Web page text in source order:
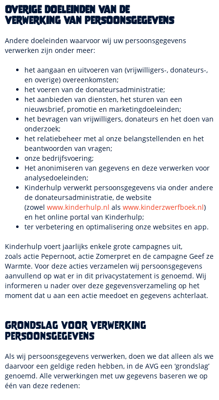
Overige doeleinden van de
verwerking van persoonsgegevens
Andere doeleinden waarvoor wij uw persoonsgegevens
verwerken zijn onder meer:
het aangaan en uitvoeren van (vrijwilligers-, donateurs-,
en overige) overeenkomsten;
het voeren van de donateursadministratie;
het aanbieden van diensten, het sturen van een
nieuwsbrief, promotie en marketingdoeleinden;
het bevragen van vrijwilligers, donateurs en het doen van
onderzoek;
het relatiebeheer met al onze belangstellenden en het
beantwoorden van vragen;
onze bedrijfsvoering;
Het anonimiseren van gegevens en deze verwerken voor
analysedoeleinden;
Kinderhulp verwerkt persoonsgegevens via onder andere
de donateursadministratie, de website
(zowel www.kinderhulp.nl als www.kinderzwerfboek.nl)
en het online portal van Kinderhulp;
ter verbetering en optimalisering onze websites en app.
Kinderhulp voert jaarlijks enkele grote campagnes uit,
zoals actie Pepernoot, actie Zomerpret en de campagne Geef ze
Warmte. Voor deze acties verzamelen wij persoonsgegevens
aanvullend op wat er in dit privacystatement is genoemd. Wij
informeren u nader over deze gegevensverzameling op het
moment dat u aan een actie meedoet en gegevens achterlaat.
Grondslag voor verwerking
persoonsgegevens
Als wij persoonsgegevens verwerken, doen we dat alleen als we
daarvoor een geldige reden hebben, in de AVG een ‘grondslag’
genoemd. Alle verwerkingen met uw gegevens baseren we op
één van deze redenen: